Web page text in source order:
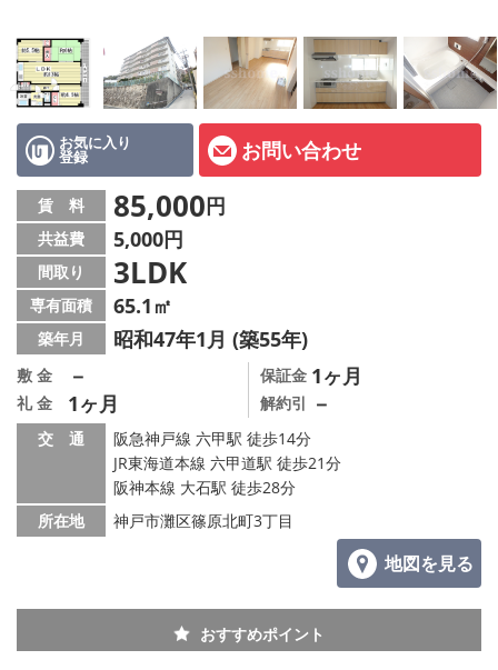
会社概要
メールでお問い合わせ
お気に入り
登録 お問い合わせ
賃 料 85,000円
共益費 5,000円
間取り 3LDK
専有面積 65.1㎡
築年月 昭和47年1月 (築55年)
敷 金 －
礼 金 1ヶ月
保証金 1ヶ月
解約引 －
交 通
阪急神戸線 六甲駅 徒歩14分
JR東海道本線 六甲道駅 徒歩21分
阪神本線 大石駅 徒歩28分
所在地
神戸市灘区篠原北町3丁目
地図を見る
おすすめポイント